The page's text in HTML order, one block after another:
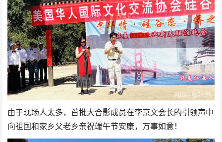
由于现场人太多，首批大合影成员在李京文会长的引领声中
向祖国和家乡父老乡亲祝端午节安康，万事如意！